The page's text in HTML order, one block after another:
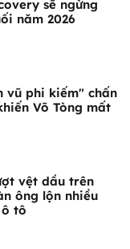
sẽ ngừng
năm 2026
vũ phi kiếm" chấn
Võ Tòng mất
vệt dầu trên
ông lộn nhiều
tô